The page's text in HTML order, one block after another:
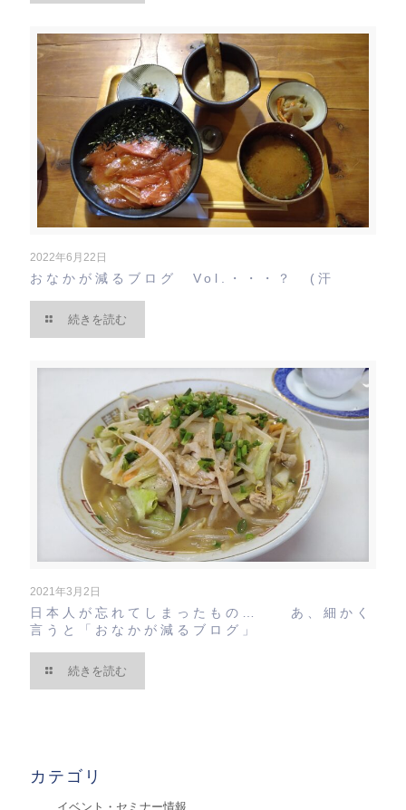
2022年6月22日
おなかが減るブログ Vol.・・・？ (汗
続きを読む
2021年3月2日
日本人が忘れてしまったもの… あ、細かく
言うと「おなかが減るブログ」
続きを読む
カテゴリ
イベント・セミナー情報